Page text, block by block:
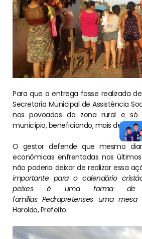
Para que a entrega fosse realizada
Secretaria Municipal de Assistência
nos povoados da zona rural e
município, beneficiando, mais de 950
O gestor defende que mesmo
econômicas enfrentadas nos
não poderia deixar de realizar essa
importante para o calendário
peixes é uma forma de
famílias Pedrapretenses uma mesa
Haroldo, Prefeito.